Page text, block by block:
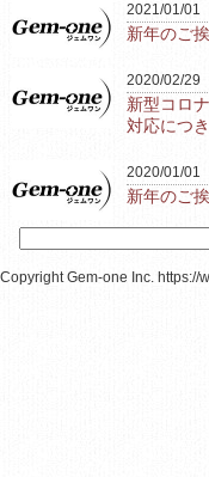
2021/01/01
新年のご
2020/02/29
新型コロ
対応につ
2020/01/01
新年のご
Copyright Gem-one Inc. https://